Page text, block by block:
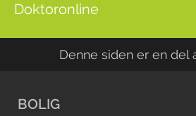
Doktoronline
Denne siden er en del
BOLIG